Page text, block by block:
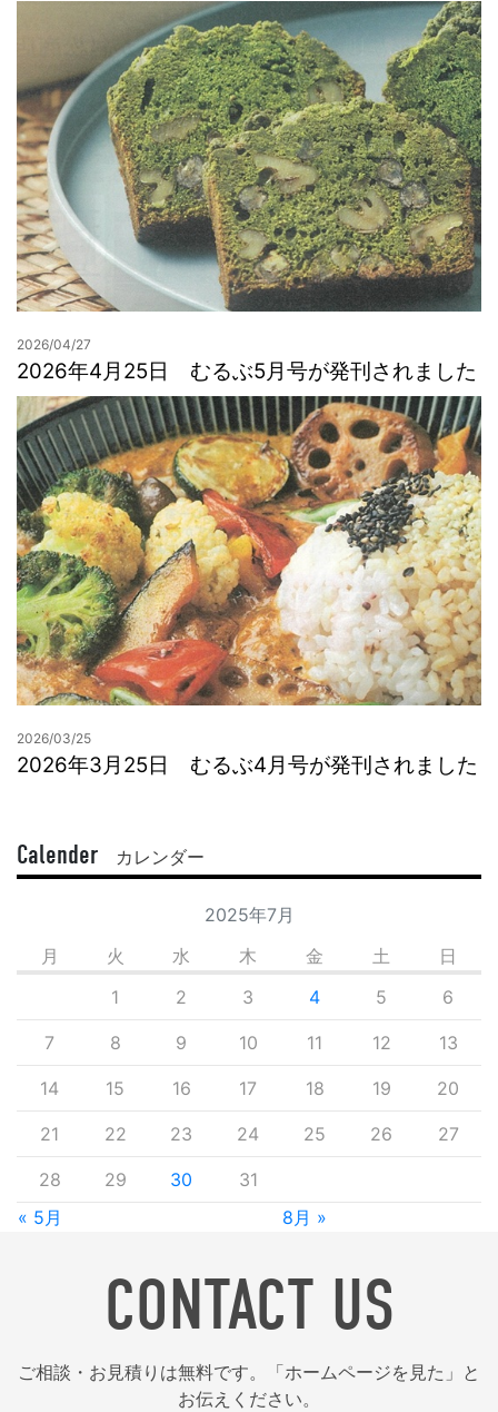
2026/04/27
2026年4月25日 むるぶ5月号が発刊されました
2026/03/25
2026年3月25日 むるぶ4月号が発刊されました
Calender カレンダー
2025年7月
月
火 水 木 金 土 日
« 5月 8月 »
1 2 3 4 5 6
7 8 9 10 11 12 13
14 15 16 17 18 19 20
21 22 23 24 25 26 27
28 29 30 31
CONTACT US
ご相談・お見積りは無料です。「ホームページを見た」と
お伝えください。